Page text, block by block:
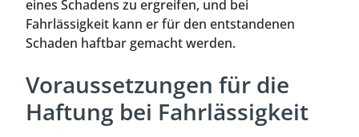
eines Schadens zu ergreifen, und bei
Fahrlässigkeit kann er für den entstandenen
Schaden haftbar gemacht werden.
Voraussetzungen für die
Haftung bei Fahrlässigkeit